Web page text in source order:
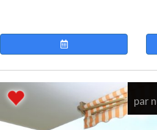
par